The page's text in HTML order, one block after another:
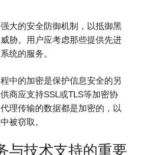
大的安全防御机制，以抵御黑
胁。用户应考虑那些提供先进
统的服务。
中的加密是保护信息安全的另
商应支持SSL或TLS等加密协
理传输的数据都是加密的，以
被窃取。
与技术支持的重要